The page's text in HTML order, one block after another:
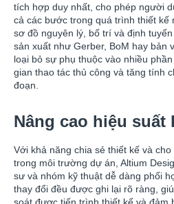
tích hợp duy nhất, cho phép người
cả các bước trong quá trình thiết
sơ đồ nguyên lý, bố trí và định
sản xuất như Gerber, BoM hay bản
loại bỏ sự phụ thuộc vào nhiều
gian thao tác thủ công và tăng tính
đoạn.
Nâng cao hiệu suất
Với khả năng chia sẻ thiết kế và
trong môi trường dự án, Altium
sư và nhóm kỹ thuật dễ dàng phối
thay đổi đều được ghi lại rõ ràng,
soát được tiến trình thiết kế và đảm